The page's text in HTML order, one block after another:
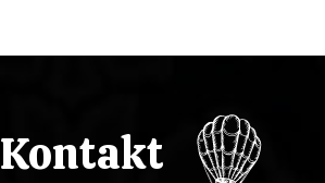
Kontakt